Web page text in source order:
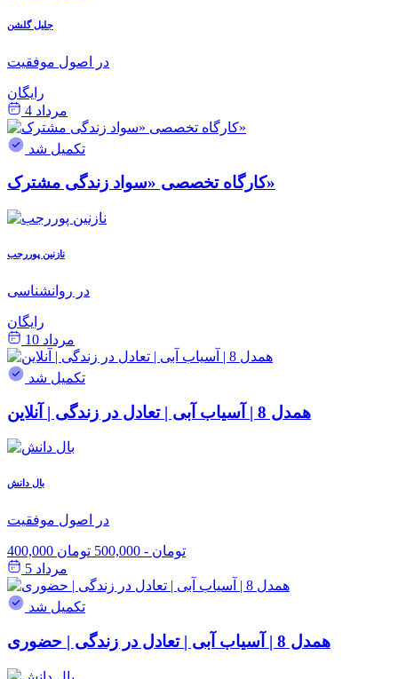
جلیل گلشن
در اصول موفقیت
رایگان
مرداد 4
تکمیل شد
کارگاه تخصصی «سواد زندگی مشترک»
نازنین پوررجب
در روانشناسی
رایگان
مرداد 10
تکمیل شد
همدل 8 | آسیاب آبی | تعادل در زندگی | آنلاین
بال دانش
در اصول موفقیت
400,000 تومان - 500,000 تومان
مرداد 5
تکمیل شد
همدل 8 | آسیاب آبی | تعادل در زندگی | حضوری